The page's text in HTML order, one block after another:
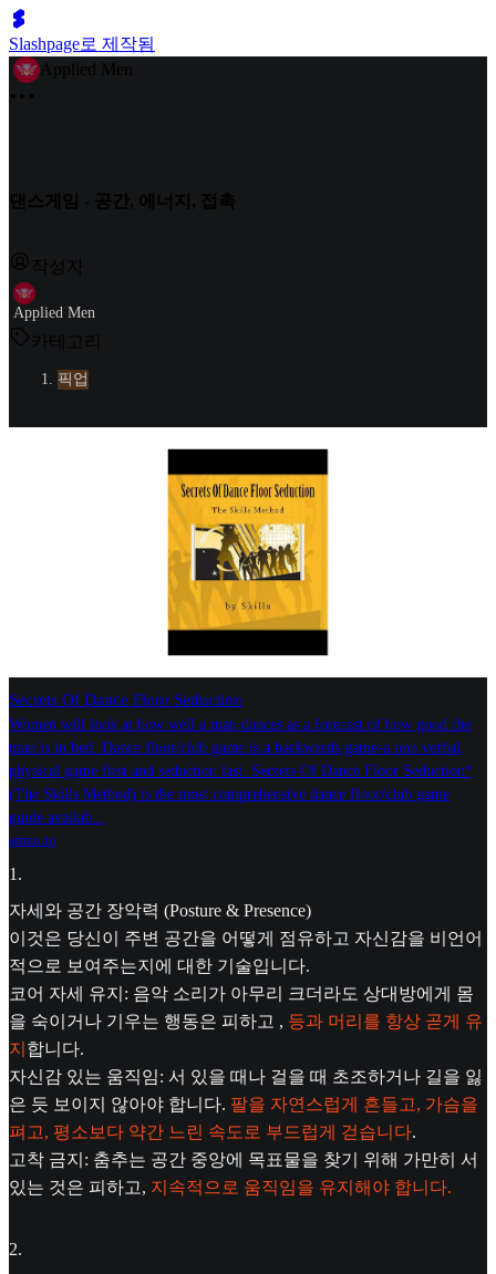
Slashpage로 제작됨
Applied Men
댄스게임 - 공간, 에너지, 접촉
작성자
Applied Men
카테고리
픽업
Secrets Of Dance Floor Seduction
Women will look at how well a man dances as a forecast of how good the
man is in bed. Dance floor/club game is a backwards game-a non verbal,
physical game first and seduction last. Secrets Of Dance Floor Seduction*
(The Skills Method) is the most comprehensive dance floor/club game
guide availab...
amzn.to
1.
자세와 공간 장악력 (Posture & Presence)
이것은 당신이 주변 공간을 어떻게 점유하고 자신감을 비언어
적으로 보여주는지에 대한 기술입니다.
코어 자세 유지: 음악 소리가 아무리 크더라도 상대방에게 몸
을 숙이거나 기우는 행동은 피하고 , 등과 머리를 항상 곧게 유
지 합니다.
자신감 있는 움직임: 서 있을 때나 걸을 때 초조하거나 길을 잃
은 듯 보이지 않아야 합니다. 팔을 자연스럽게 흔들고, 가슴을
펴고, 평소보다 약간 느린 속도로 부드럽게 걷습니다.
고착 금지: 춤추는 공간 중앙에 목표물을 찾기 위해 가만히 서
있는 것은 피하고, 지속적으로 움직임을 유지해야 합니다.
2.